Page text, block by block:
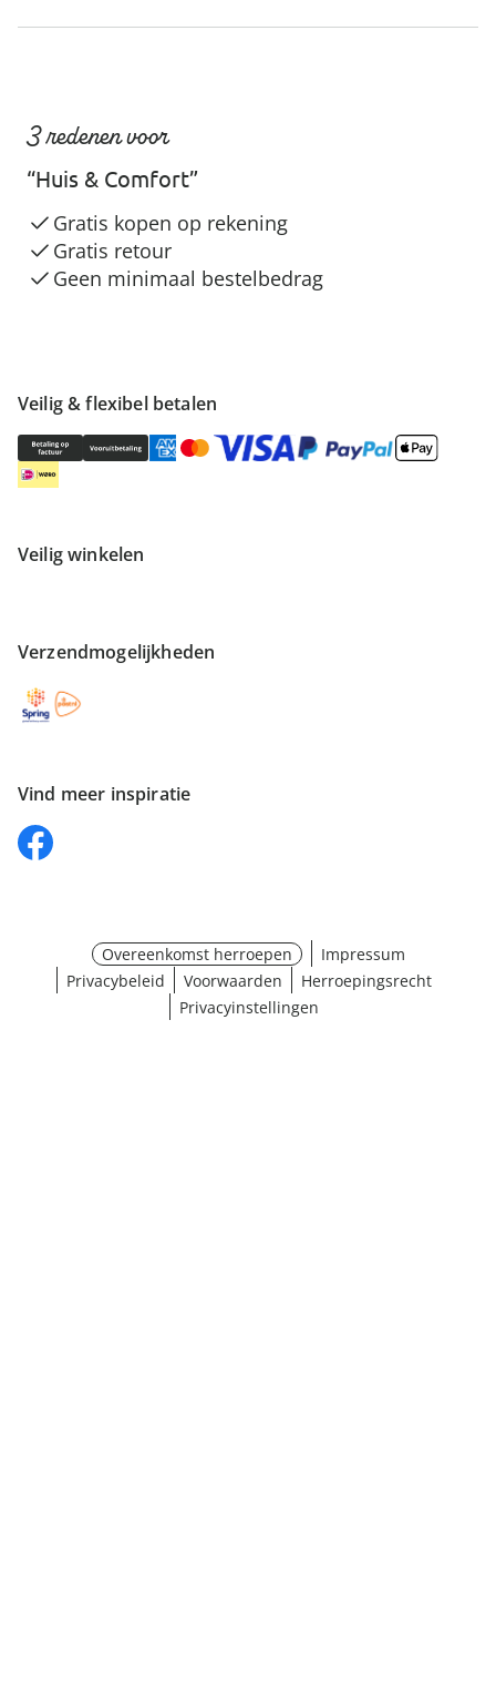
Veilig & flexibel betalen
Veilig winkelen
Verzendmogelijkheden
Vind meer inspiratie
3 redenen voor
“Huis & Comfort”
Gratis kopen op rekening
Gratis retour
Geen minimaal bestelbedrag
Overeenkomst herroepen
Impressum
Privacybeleid
Voorwaarden
Herroepingsrecht
Privacyinstellingen